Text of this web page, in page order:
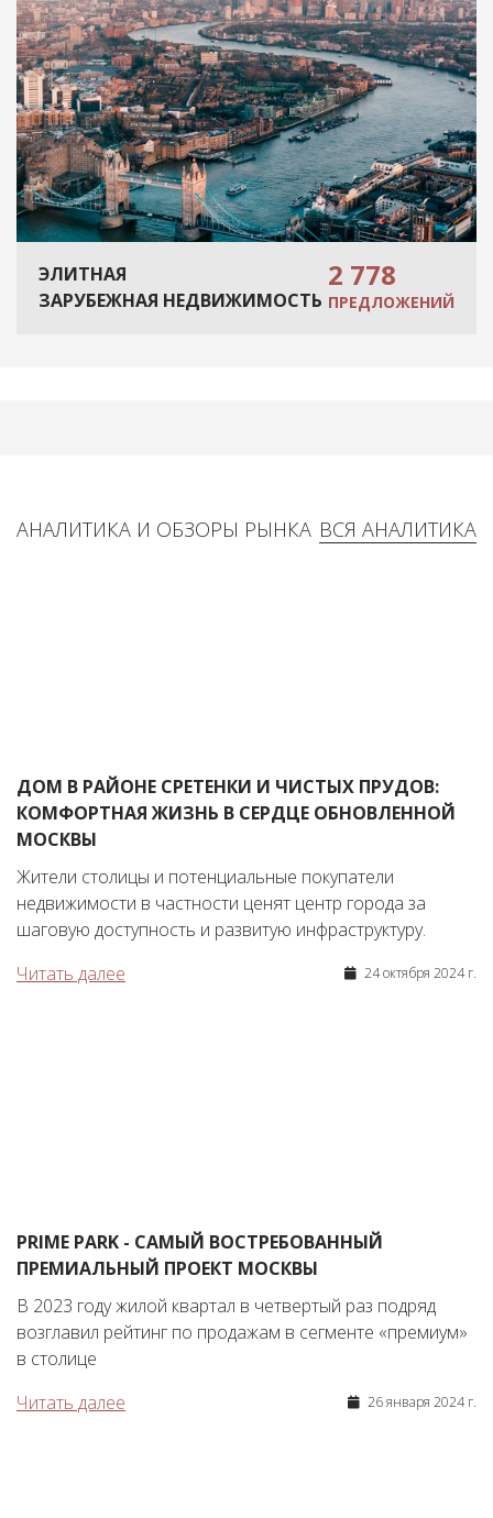
ЭЛИТНАЯ
ЗАРУБЕЖНАЯ НЕДВИЖИМОСТЬ
2 778
ПРЕДЛОЖЕНИЙ
ВСЯ АНАЛИТИКА
АНАЛИТИКА И ОБЗОРЫ РЫНКА
ДОМ В РАЙОНЕ СРЕТЕНКИ И ЧИСТЫХ ПРУДОВ:
КОМФОРТНАЯ ЖИЗНЬ В СЕРДЦЕ ОБНОВЛЕННОЙ
МОСКВЫ
Жители столицы и потенциальные покупатели
недвижимости в частности ценят центр города за
шаговую доступность и развитую инфраструктуру.
Читать далее
24 октября 2024 г.
PRIME PARK - САМЫЙ ВОСТРЕБОВАННЫЙ
ПРЕМИАЛЬНЫЙ ПРОЕКТ МОСКВЫ
В 2023 году жилой квартал в четвертый раз подряд
возглавил рейтинг по продажам в сегменте «премиум»
в столице
Читать далее
26 января 2024 г.